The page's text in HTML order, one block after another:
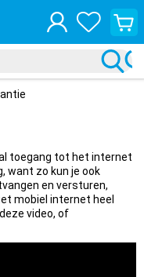
Bekijk
je
toegang tot het internet
want zo kun je ook
en versturen,
mobiel internet heel
video, of